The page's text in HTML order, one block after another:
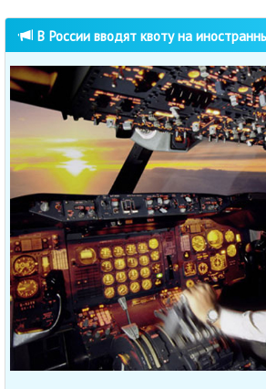
В России вводят квоту на